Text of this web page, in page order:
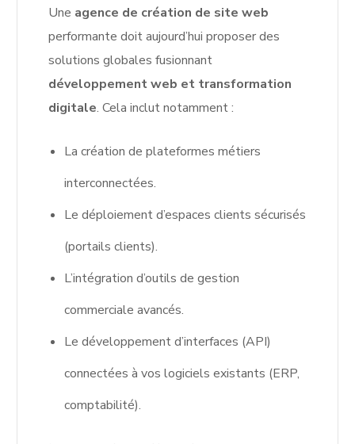
Une agence de création de site web
performante doit aujourd’hui proposer des
solutions globales fusionnant
développement web et transformation
digitale. Cela inclut notamment :
La création de plateformes métiers
interconnectées.
Le déploiement d’espaces clients sécurisés
(portails clients).
L’intégration d’outils de gestion
commerciale avancés.
Le développement d’interfaces (API)
connectées à vos logiciels existants (ERP,
comptabilité).